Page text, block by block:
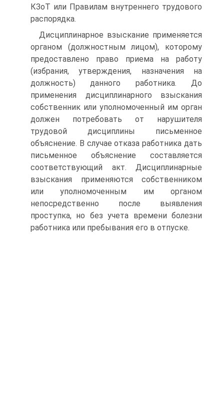
КЗоТ или Правилам внутреннего трудового
распорядка.
Дисциплинарное взыскание применяется
органом (должностным лицом), которому
предоставлено право приема на работу
(избрания, утверждения, назначения на
должность) данного работника. До
применения дисциплинарного взыскания
собственник или уполномоченный им орган
должен потребовать от нарушителя
трудовой дисциплины письменное
объяснение. В случае отказа работника дать
письменное объяснение составляется
соответствующий акт. Дисциплинарные
взыскания применяются собственником
или уполномоченным им органом
непосредственно после выявления
проступка, но без учета времени болезни
работника или пребывания его в отпуске.